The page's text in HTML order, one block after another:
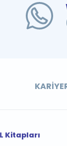
Kitapları